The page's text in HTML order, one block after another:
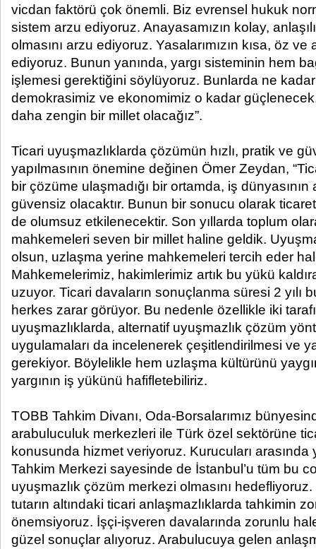
vicdan faktörü çok önemli. Biz evrensel hukuk
sistem arzu ediyoruz. Anayasamızın kolay,
olmasını arzu ediyoruz. Yasalarımızın kısa, öz ve
ediyoruz. Bunun yanında, yargı sisteminin hem
işlemesi gerektiğini söylüyoruz. Bunlarda ne kadar
demokrasimiz ve ekonomimiz o kadar
daha zengin bir millet olacağız”.
Ticari uyuşmazlıklarda çözümün hızlı, pratik ve
yapılmasının önemine değinen Ömer Zeydan,
bir çözüme ulaşmadığı bir ortamda, iş dünyasının
güvensiz olacaktır. Bunun bir sonucu olarak
de olumsuz etkilenecektir. Son yıllarda toplum
mahkemeleri seven bir millet haline geldik.
olsun, uzlaşma yerine mahkemeleri tercih eder
Mahkemelerimiz, hakimlerimiz artık bu yükü
uzuyor. Ticari davaların sonuçlanma süresi 2 yılı
herkes zarar görüyor. Bu nedenle özellikle iki
uyuşmazlıklarda, alternatif uyuşmazlık çözüm
uygulamaları da incelenerek çeşitlendirilmesi ve
gerekiyor. Böylelikle hem uzlaşma kültürünü
yargının iş yükünü hafifletebiliriz.
TOBB Tahkim Divanı, Oda-Borsalarımız
arabuluculuk merkezleri ile Türk özel sektörüne
konusunda hizmet veriyoruz. Kurucuları arasında
Tahkim Merkezi sayesinde de İstanbul’u tüm bu
uyuşmazlık çözüm merkezi olmasını
tutarın altındaki ticari anlaşmazlıklarda tahkimin
önemsiyoruz. İşçi-işveren davalarında zorunlu
güzel sonuçlar alıyoruz. Arabulucuya gelen